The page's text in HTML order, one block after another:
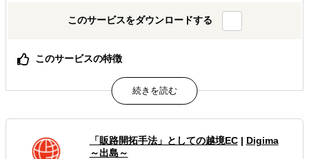
このサービスをダウンロードする
このサービスの特徴
健康・美容サプリの海外販売を計画されている方が知りた
い情報がまとめてあります。
属するジャンル
海外進出コンサルティング
「販路開拓手法」としての越境EC| Digima
～出島～